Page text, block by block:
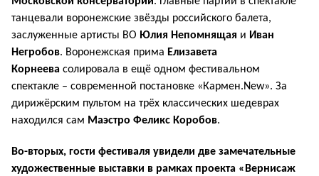
танцевали воронежские звёзды российского балета,
заслуженные артисты ВО Юлия Непомнящая и Иван
Негробов. Воронежская прима Елизавета
Корнеева солировала в ещё одном фестивальном
спектакле – современной постановке «Кармен.New». За
дирижёрским пультом на трёх классических шедеврах
находился сам Маэстро Феликс Коробов.
Во-вторых, гости фестиваля увидели две замечательные
художественные выставки в рамках проекта «Вернисаж